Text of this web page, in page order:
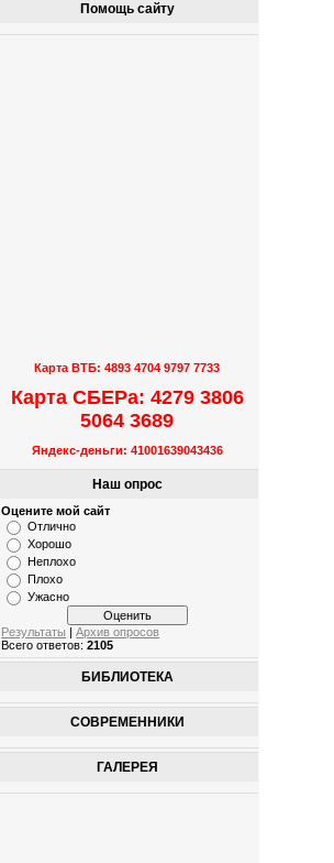
Помощь сайту
Карта ВТБ: 4893 4704 9797 7733
Карта СБЕРа: 4279 3806
5064 3689
Яндекс-деньги: 41001639043436
Наш опрос
Оцените мой сайт
Отлично
Хорошо
Неплохо
Плохо
Ужасно
Результаты |Архив опросов
Всего ответов:2105
БИБЛИОТЕКА
СОВРЕМЕННИКИ
ГАЛЕРЕЯ